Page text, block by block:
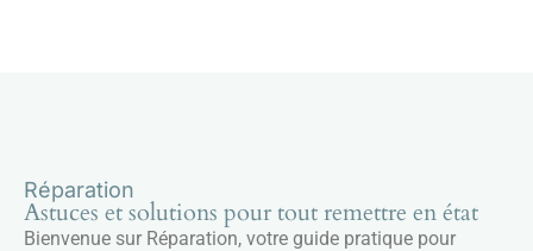
Réparation
Astuces et solutions pour tout remettre en état
Bienvenue sur Réparation, votre guide pratique pour